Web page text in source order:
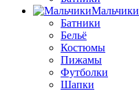
Мальчики
Батники
Бельё
Костюмы
Пижамы
Футболки
Шапки